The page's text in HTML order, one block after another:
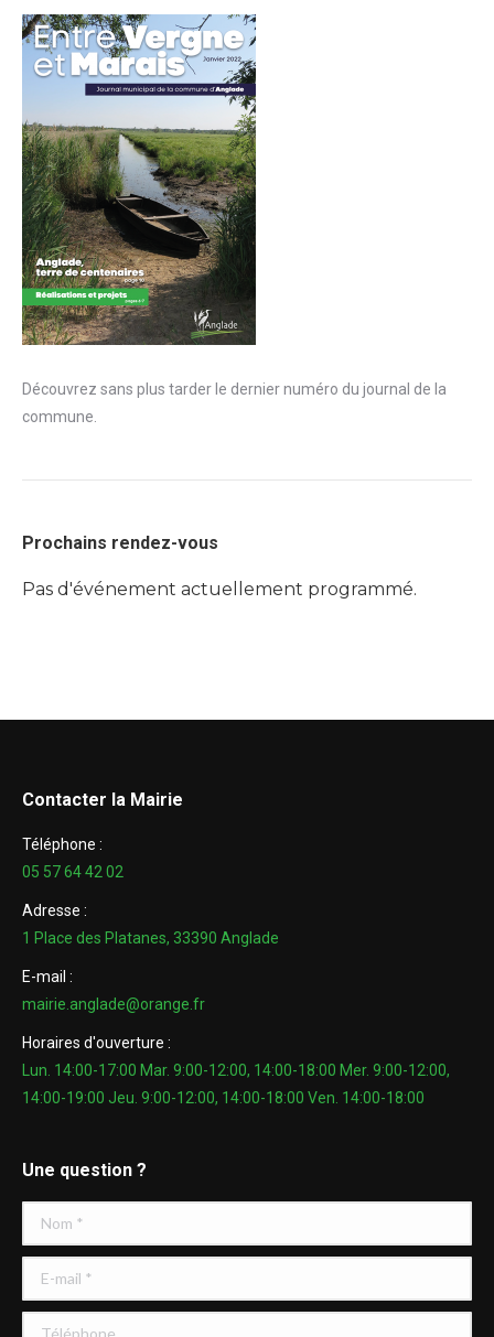
Découvrez sans plus tarder le dernier numéro du journal de la
commune.
Prochains rendez-vous
Pas d'événement actuellement programmé.
Contacter la Mairie
Téléphone :
05 57 64 42 02
Adresse :
1 Place des Platanes, 33390 Anglade
E-mail :
mairie.anglade@orange.fr
Horaires d'ouverture :
Lun. 14:00-17:00 Mar. 9:00-12:00, 14:00-18:00 Mer. 9:00-12:00,
14:00-19:00 Jeu. 9:00-12:00, 14:00-18:00 Ven. 14:00-18:00
Une question ?
Nom *
E-mail *
Téléphone